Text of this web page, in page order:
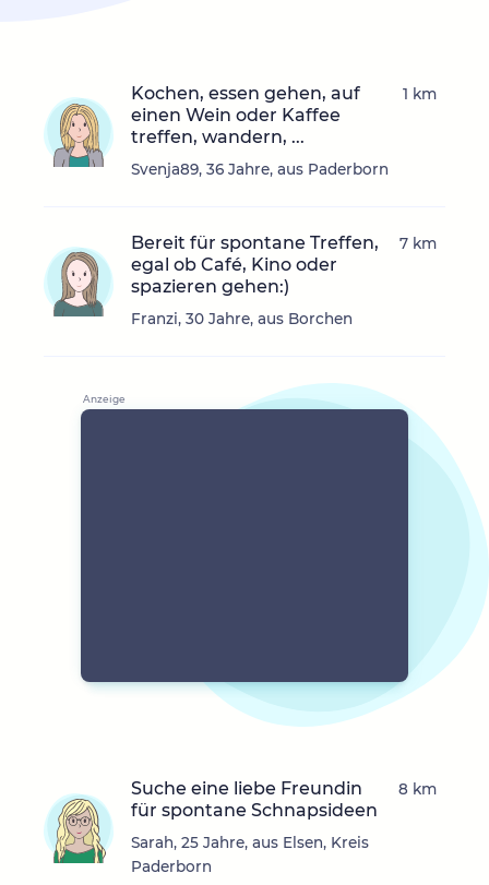
Kochen, essen gehen, auf
einen Wein oder Kaffee
treffen, wandern, ...
Svenja89, 36 Jahre, aus Paderborn
1 km
Bereit für spontane Treffen,
egal ob Café, Kino oder
spazieren gehen:)
Franzi, 30 Jahre, aus Borchen
7 km
Suche eine liebe Freundin
für spontane Schnapsideen
Sarah, 25 Jahre, aus Elsen, Kreis
Paderborn
8 km